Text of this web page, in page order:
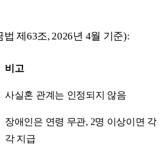
제63조, 2026년 4월 기준):
비고
사실혼 관계는 인정되지 않음
장애인은 연령 무관, 2명 이상이면 각
각 지급